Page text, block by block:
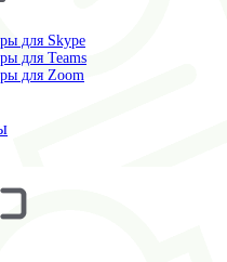
для Skype
для Teams
для Zoom